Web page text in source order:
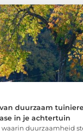
duurzaam
in je achtertuin
waarin duurzaamheid